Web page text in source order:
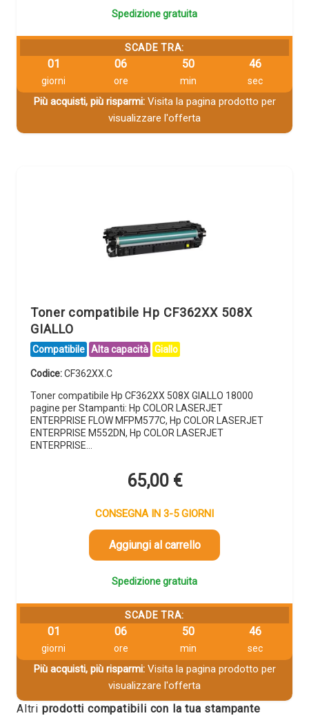
Spedizione gratuita
SCADE TRA:
01
giorni
06
ore
50
min
46
sec
Più acquisti, più risparmi:Visita la pagina prodotto per
visualizzare l'offerta
Toner compatibile Hp CF362XX 508X
GIALLO
Compatibile Alta capacità Giallo
Codice:CF362XX.C
Toner compatibile Hp CF362XX 508X GIALLO 18000
pagine per Stampanti: Hp COLOR LASERJET
ENTERPRISE FLOW MFPM577C, Hp COLOR LASERJET
ENTERPRISE M552DN, Hp COLOR LASERJET
ENTERPRISE…
65,00 €
CONSEGNA IN 3-5 GIORNI
Aggiungi al carrello
Spedizione gratuita
SCADE TRA:
01
giorni
06
ore
50
min
46
sec
Più acquisti, più risparmi:Visita la pagina prodotto per
visualizzare l'offerta
Altri prodotti compatibili con la tua stampante